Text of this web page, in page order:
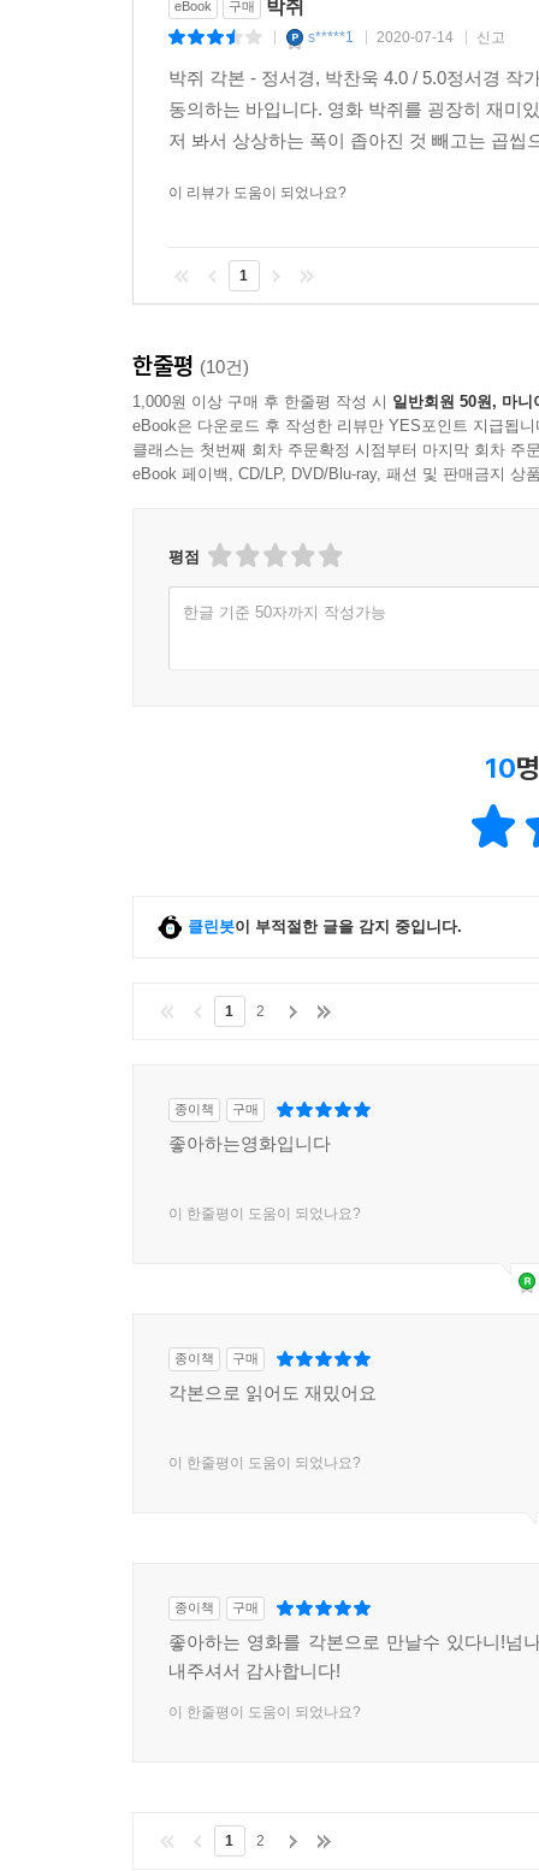
(벌컥 화를 내며)
너는 남의 피로 연명하면서 네 피 한 방울 나눠 주
(침착하게)
미처 알지 못했던 점을 발견하고 더 큰 매력을 느끼
각본을 읽으며 독자는 저마다의 속도로 영화를
낯설지만, 각본집을 통해 비로소 ‘소설 읽기’
이루어진 구성, 신(Scene)과 신 그리고 문장과
과정을 통해 독자는 좀 더 느린 속도로 영화를
전공하는 학생들에게 학습 자료로서 긍정적인 역
eBook 구매 박쥐
s*****1 2020-07-14 신고
박쥐 각본 - 정서경, 박찬욱 4.0 / 5.0정서경 작
동의하는 바입니다. 영화 박쥐를 굉장히 재미
저 봐서 상상하는 폭이 좁아진 것 빼고는 곱
이 리뷰가 도움이 되었나요?
1
한줄평 (10건)
1,000원 이상 구매 후 한줄평 작성 시 일반회원 50원, 마니
eBook은 다운로드 후 작성한 리뷰만 YES포인트 지급됩니
클래스는 첫번째 회차 주문확정 시점부터 마지막 회차 주
eBook 페이백, CD/LP, DVD/Blu-ray, 패션 및 판매금지 상
평점
한글 기준 50자까지 작성가능
10
클린봇이 부적절한 글을 감지 중입니다.
1 2
종이책 구매
좋아하는영화입니다
이 한줄평이 도움이 되었나요?
종이책 구매
각본으로 읽어도 재밌어요
이 한줄평이 도움이 되었나요?
종이책 구매
좋아하는 영화를 각본으로 만날수 있다니!넘
내주셔서 감사합니다!
이 한줄평이 도움이 되었나요?
1 2